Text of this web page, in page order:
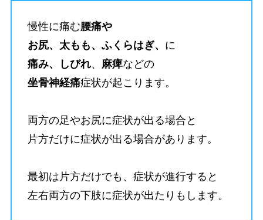
慢性に痛む腰痛や
お尻、太もも、ふくらはぎ、 に
痛み、しびれ、 麻痺などの
坐骨神経痛症状が起こります。
両方の足やお尻に症状が出る場合と
片方だけに症状が出る場合があります。
最初は片方だけでも、症状が進行すると
左右両方の下肢に症状が出たりもします。